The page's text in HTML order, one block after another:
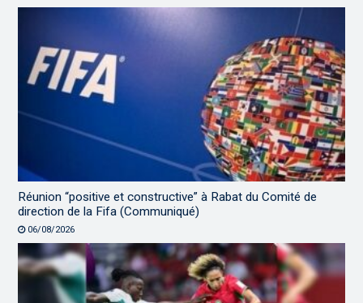
Réunion “positive et constructive” à Rabat du Comité de
direction de la Fifa (Communiqué)
06/08/2026